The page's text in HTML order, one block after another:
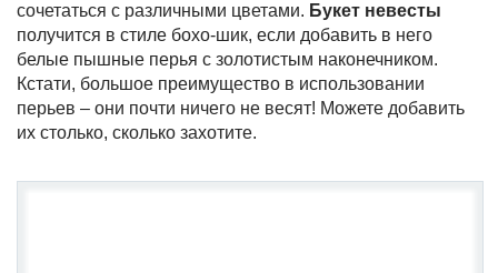
сочетаться с различными цветами. Букет невесты
получится в стиле бохо-шик, если добавить в него
белые пышные перья с золотистым наконечником.
Кстати, большое преимущество в использовании
перьев – они почти ничего не весят! Можете добавить
их столько, сколько захотите.